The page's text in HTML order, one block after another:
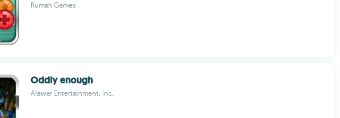
Rumah Games
Oddly enough
Alawar Entertainment, Inc.